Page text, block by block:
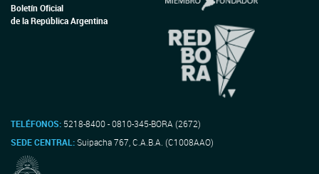
Boletín Oficial
de la República Argentina
TELÉFONOS: 5218-8400 - 0810-345-BORA (2672)
SEDE CENTRAL:Suipacha 767, C.A.B.A. (C1008AAO)